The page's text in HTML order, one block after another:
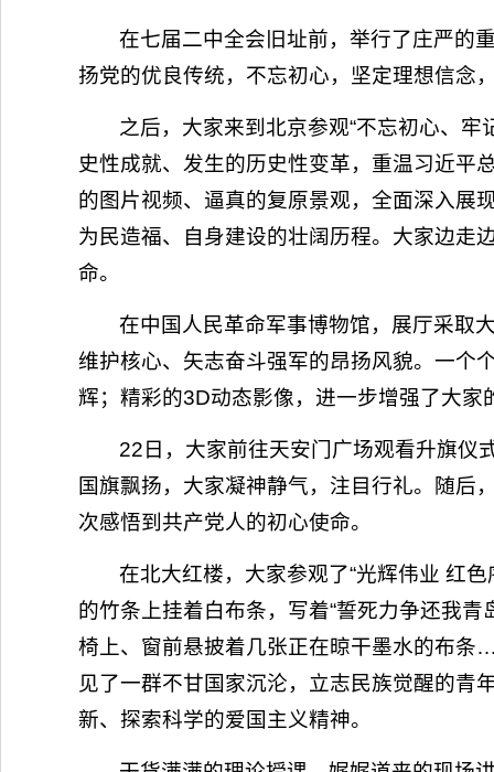
在七届二中全会旧址前，举行了庄严的
扬党的优良传统，不忘初心，坚定理想信念
之后，大家来到北京参观“不忘初心、
史性成就、发生的历史性变革，重温习近平
的图片视频、逼真的复原景观，全面深入展
为民造福、自身建设的壮阔历程。大家边走
命。
在中国人民革命军事博物馆，展厅采取
维护核心、矢志奋斗强军的昂扬风貌。一个
辉；精彩的3D动态影像，进一步增强了大家
22日，大家前往天安门广场观看升旗仪
国旗飘扬，大家凝神静气，注目行礼。随后
次感悟到共产党人的初心使命。
在北大红楼，大家参观了“光辉伟业 红
的竹条上挂着白布条，写着“誓死力争还我青
椅上、窗前悬披着几张正在晾干墨水的布条
见了一群不甘国家沉沦，立志民族觉醒的青
新、探索科学的爱国主义精神。